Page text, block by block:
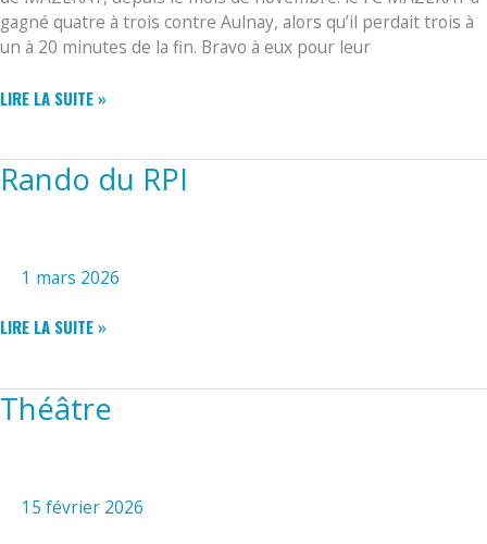
gagné quatre à trois contre Aulnay, alors qu’il perdait trois à
un à 20 minutes de la fin. Bravo à eux pour leur
FC
LIRE LA SUITE »
Rando du RPI
1 mars 2026
RANDO
LIRE LA SUITE »
Théâtre
15 février 2026